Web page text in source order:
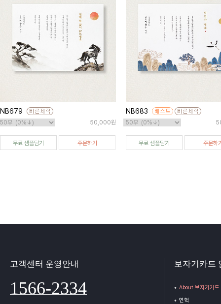
NB679
50,000원
무료 샘플담기 주문하기
NB683
무료 샘플담기 주문하
고객센터 운영안내
1566-2334
보자기카드
About 보자기카드
연혁